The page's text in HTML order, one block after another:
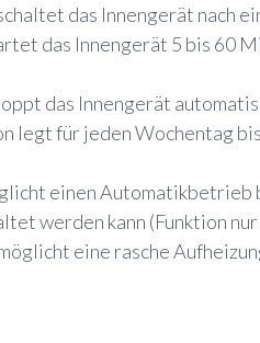
das Innengerät nach
das Innengerät 5 bis
das Innengerät
legt für jeden Wochentag
einen
werden kann (Funktion
eine rasche